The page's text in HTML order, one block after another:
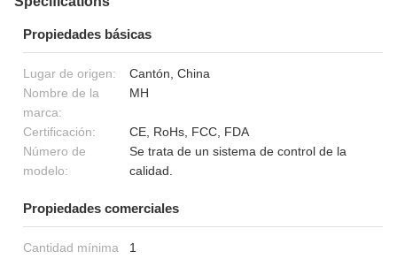
Propiedades básicas
Lugar de origen:
Cantón, China
Nombre de la
marca:
MH
Certificación:
CE, RoHs, FCC, FDA
Número de
modelo:
Se trata de un sistema de control de la
calidad.
Propiedades comerciales
Cantidad mínima
1